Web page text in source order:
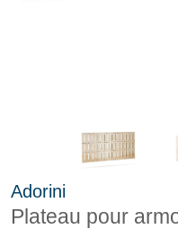
Adorini
Plateau pour